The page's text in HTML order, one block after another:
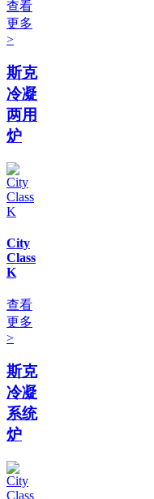
查看
更多
>
斯克
冷凝
两用
炉
City
Class
K
查看
更多
>
斯克
冷凝
系统
炉